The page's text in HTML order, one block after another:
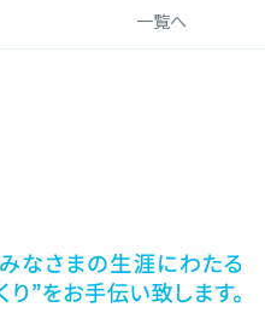
一覧へ